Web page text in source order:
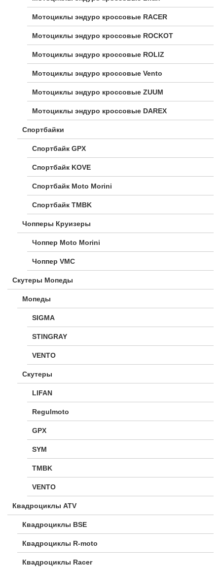
Мотоциклы эндуро кроссовые RACER
Мотоциклы эндуро кроссовые ROCKOT
Мотоциклы эндуро кроссовые ROLIZ
Мотоциклы эндуро кроссовые Vento
Мотоциклы эндуро кроссовые ZUUM
Мотоциклы эндуро кроссовые DAREX
Спортбайки
Спортбайк GPX
Спортбайк KOVE
Спортбайк Moto Morini
Спортбайк TMBK
Чопперы Круизеры
Чоппер Moto Morini
Чоппер VMC
Скутеры Мопеды
Мопеды
SIGMA
STINGRAY
VENTO
Скутеры
LIFAN
Regulmoto
GPX
SYM
TMBK
VENTO
Квадроциклы ATV
Квадроциклы BSE
Квадроциклы R-moto
Квадроциклы Racer